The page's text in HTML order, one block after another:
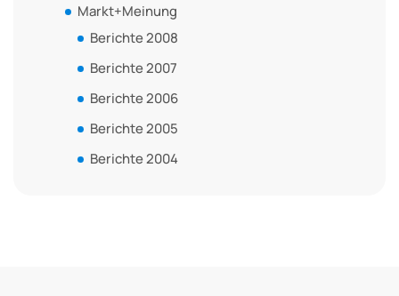
Markt+Meinung
Berichte 2008
Berichte 2007
Berichte 2006
Berichte 2005
Berichte 2004